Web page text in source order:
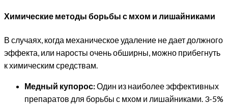
Химические методы борьбы с мхом и лишайниками
В случаях, когда механическое удаление не дает должного
эффекта, или наросты очень обширны, можно прибегнуть
к химическим средствам.
Медный купорос:Один из наиболее эффективных
препаратов для борьбы с мхом и лишайниками. 3-5%